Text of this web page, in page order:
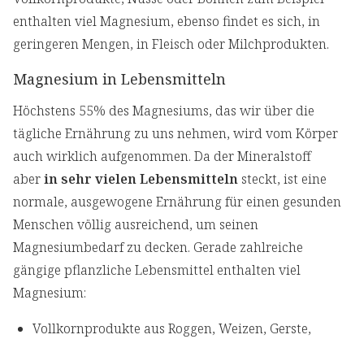
enthalten viel Magnesium, ebenso findet es sich, in
geringeren Mengen, in Fleisch oder Milchprodukten.
Magnesium in Lebensmitteln
Höchstens 55% des Magnesiums, das wir über die
tägliche Ernährung zu uns nehmen, wird vom Körper
auch wirklich aufgenommen. Da der Mineralstoff
aberin sehr vielen Lebensmitteln steckt, ist eine
normale, ausgewogene Ernährung für einen gesunden
Menschen völlig ausreichend, um seinen
Magnesiumbedarf zu decken. Gerade zahlreiche
gängige pflanzliche Lebensmittel enthalten viel
Magnesium:
Vollkornprodukte aus Roggen, Weizen, Gerste,